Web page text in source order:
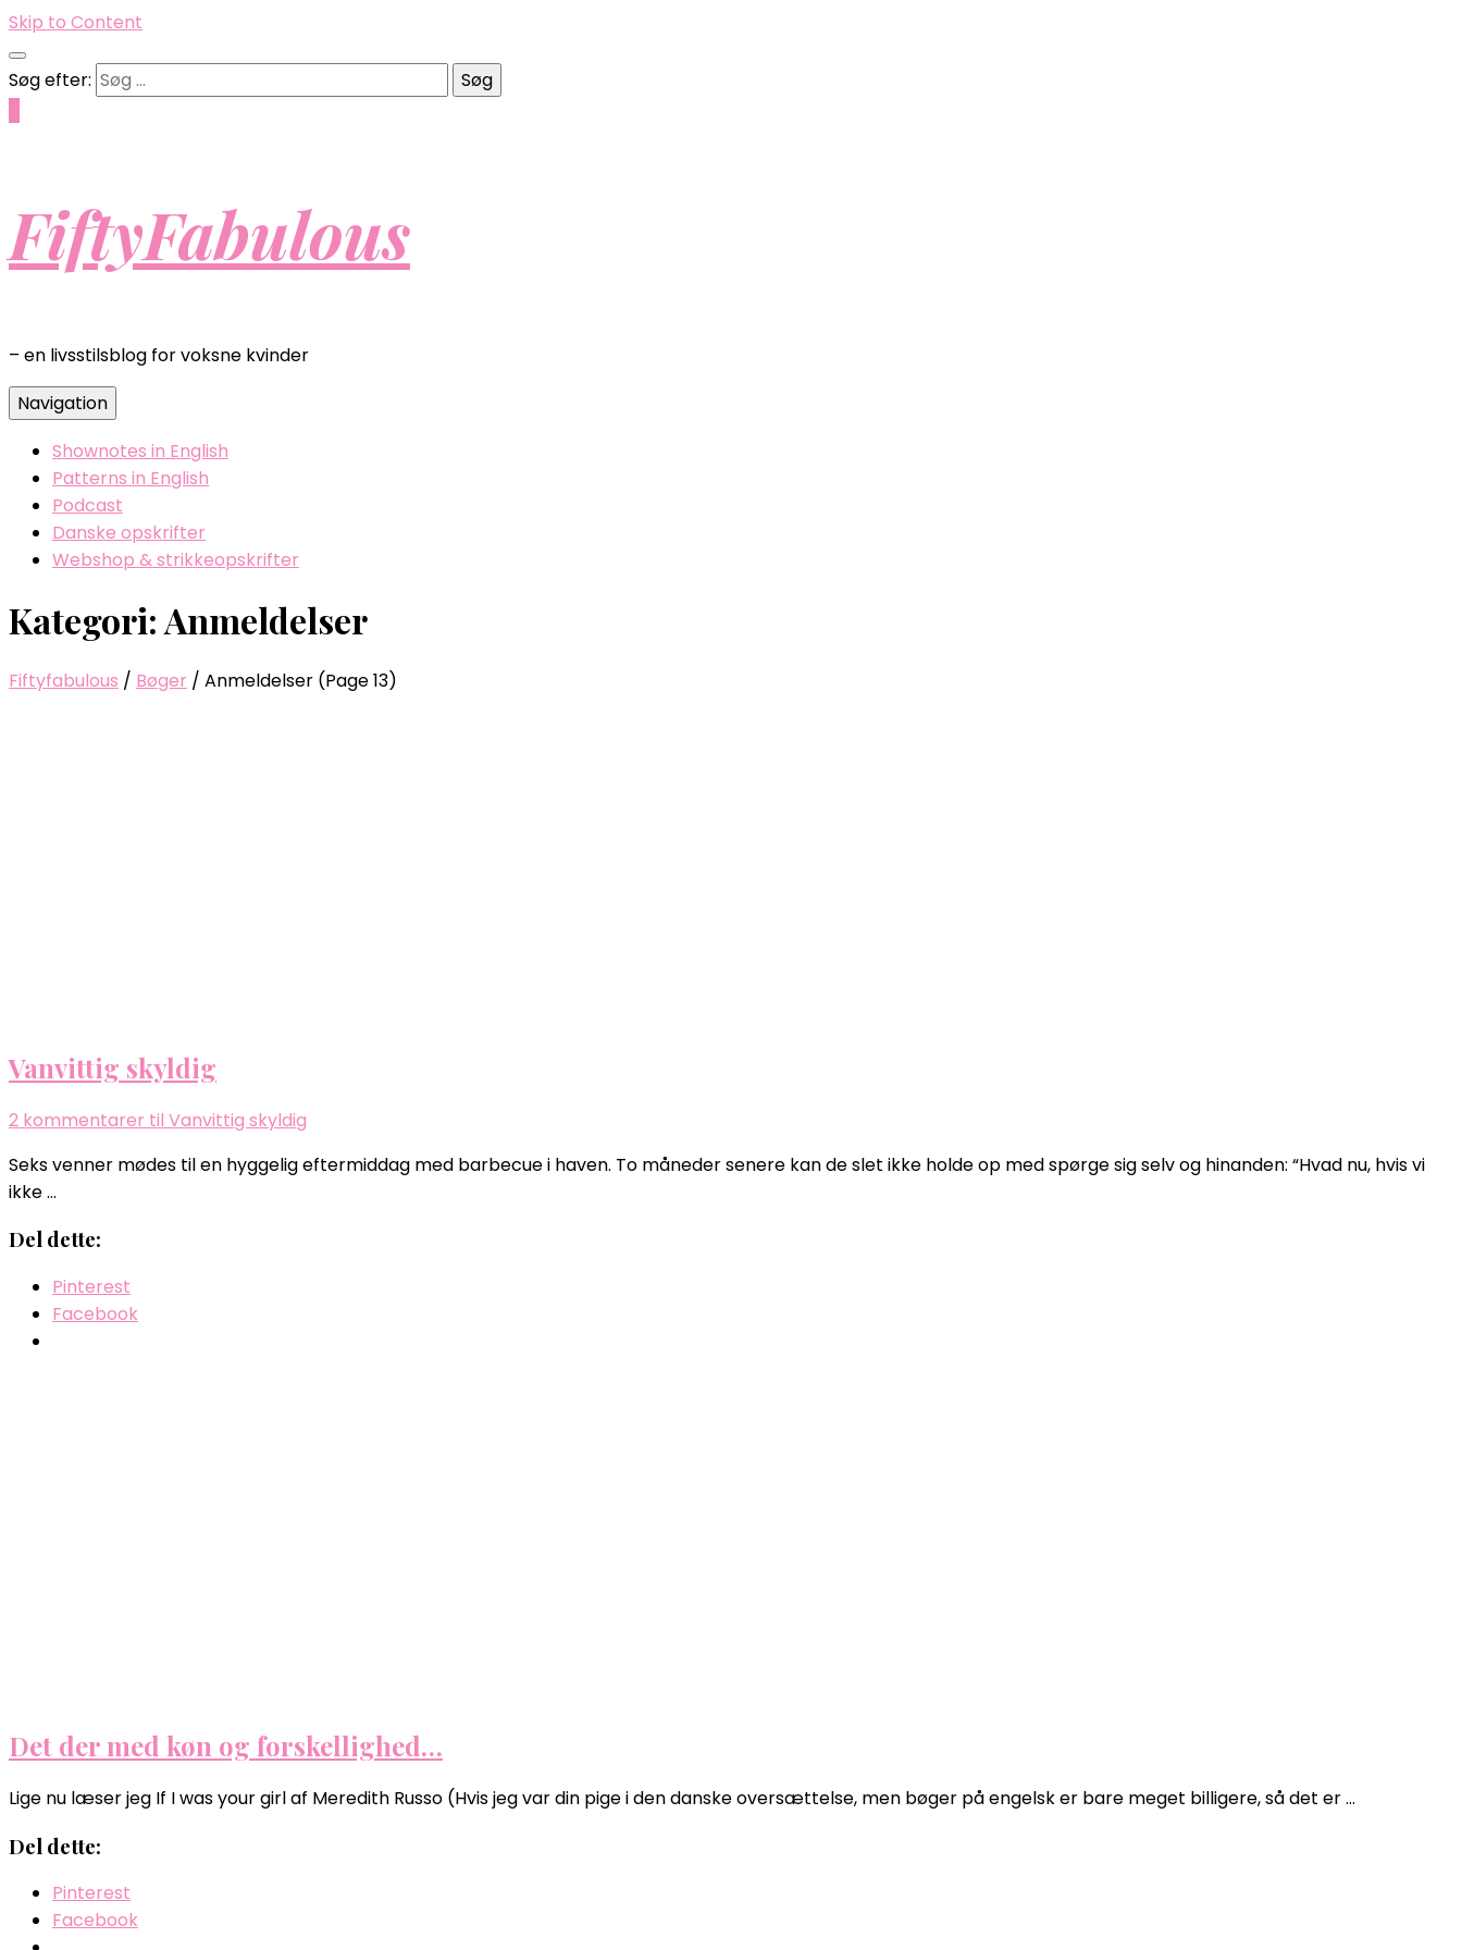
Skip to Content
Søg efter:
FiftyFabulous
– en livsstilsblog for voksne kvinder
Navigation
Shownotes in English
Patterns in English
Podcast
Danske opskrifter
Webshop & strikkeopskrifter
Kategori: Anmeldelser
Fiftyfabulous / Bøger / Anmeldelser (Page 13)
Vanvittig skyldig
2 kommentarer til Vanvittig skyldig
Seks venner mødes til en hyggelig eftermiddag med barbecue i haven. To måneder senere kan de slet ikke holde op med spørge sig selv og hinanden: “Hvad nu, hvis vi
ikke …
Del dette:
Pinterest
Facebook
Det der med køn og forskellighed…
Lige nu læser jeg If I was your girl af Meredith Russo (Hvis jeg var din pige i den danske oversættelse, men bøger på engelsk er bare meget billigere, så det er …
Del dette:
Pinterest
Facebook